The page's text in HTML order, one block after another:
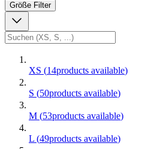
Größe Filter
XS (14products available)
S (50products available)
M (53products available)
L (49products available)